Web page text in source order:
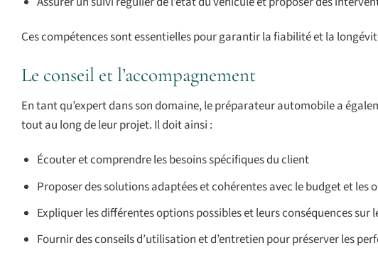
Ces compétences sont essentielles pour garantir la fiabilité et la
Le conseil et l’accompagnement
En tant qu’expert dans son domaine, le préparateur automobile a
tout au long de leur projet. Il doit ainsi :
Écouter et comprendre les besoins spécifiques du client
Proposer des solutions adaptées et cohérentes avec le budget et les
Expliquer les différentes options possibles et leurs conséquences sur
Fournir des conseils d’utilisation et d’entretien pour préserver les